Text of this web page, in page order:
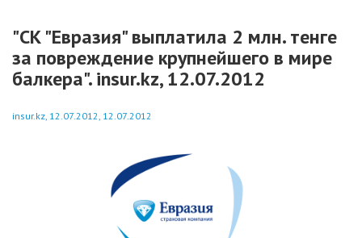
"СК "Евразия" выплатила 2 млн. тенге
за повреждение крупнейшего в мире
балкера". insur.kz, 12.07.2012
insur.kz, 12.07.2012, 12.07.2012